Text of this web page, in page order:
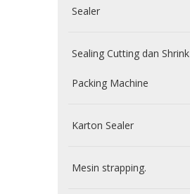
Sealer
Sealing Cutting dan Shrink
Packing Machine
Karton Sealer
Mesin strapping.